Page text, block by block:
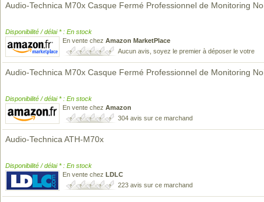
Audio-Technica M70x Casque Fermé Professionnel de Monitoring
Disponibilité / délai * : En stock
En vente chez Amazon MarketPlace
Aucun avis, soyez le premier à déposer le votre
Audio-Technica M70x Casque Fermé Professionnel de Monitoring
Disponibilité / délai * : En stock
En vente chez Amazon
304 avis sur ce marchand
Audio-Technica ATH-M70x
Disponibilité / délai * : En stock
En vente chez LDLC
223 avis sur ce marchand